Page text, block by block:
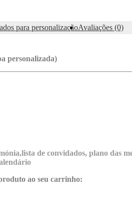
para personalizaçãoAvaliações (0)
personalizada)
de convidados, plano das
ao seu carrinho: